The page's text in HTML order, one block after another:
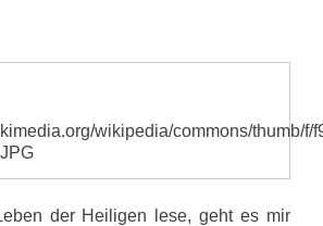
wikipedia/commons/thumb/f/
der Heiligen lese, geht es mir